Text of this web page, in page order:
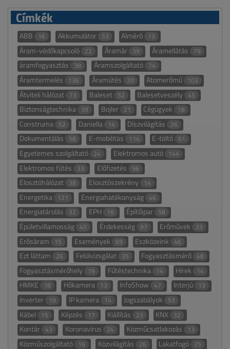
Címkék
ABB 16 Akkumulátor 53 Almérő 13
Áram-védőkapcsoló 22 Áramár 39 Áramellátás 79
áramfogyasztás 38 Áramszolgáltató 74
Áramtermelés 136 Áramütés 20 Atomerőmű 103
Átviteli hálózat 73 Baleset 52 Balesetveszély 45
Biztonságtechnika 39 Bojler 21 Cégügyek 18
Construma 52 Daniella 14 Díszvilágítás 26
Dokumentálás 58 E-mobilitás 114 E-töltő 61
Egyetemes szolgáltató 24 Elektromos autó 144
Elektromos fűtés 33 Előfizetés 96
Elosztóhálózat 38 Elosztószekrény 14
Energetika 121 Energiahatékonyság 46
Energiatárolás 32 EPH 16 Építőipar 58
Épületvillamosság 45 Érdekesség 97 Erőművek 33
Erősáram 15 Események 69 Eszközeink 46
Ezt láttam 26 Felülvizsgálat 35 Fogyasztásmérő 48
Fogyasztásmérőhely 19 Fűtéstechnika 14 Hírek 14
HMKE 18 Hőkamera 13 InfoShow 47 Interjú 13
Inverter 19 IP kamera 14 Jogszabályok 53
Kábel 15 Képzés 17 Kiállítás 23 KNX 32
Kontár 43 Koronavírus 24 Közműcsatlakozás 13
Közműszolgáltató 16 Közvilágítás 26 Lakatfogó 25